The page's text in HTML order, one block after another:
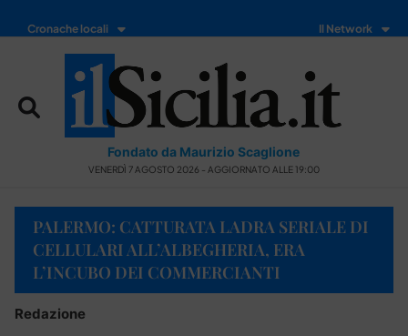
Cronache locali Il Network
Fondato da Maurizio Scaglione
VENERDÌ 7 AGOSTO 2026 - AGGIORNATO ALLE 19:00
PALERMO: CATTURATA LADRA SERIALE DI
CELLULARI ALL’ALBEGHERIA, ERA
L’INCUBO DEI COMMERCIANTI
Redazione